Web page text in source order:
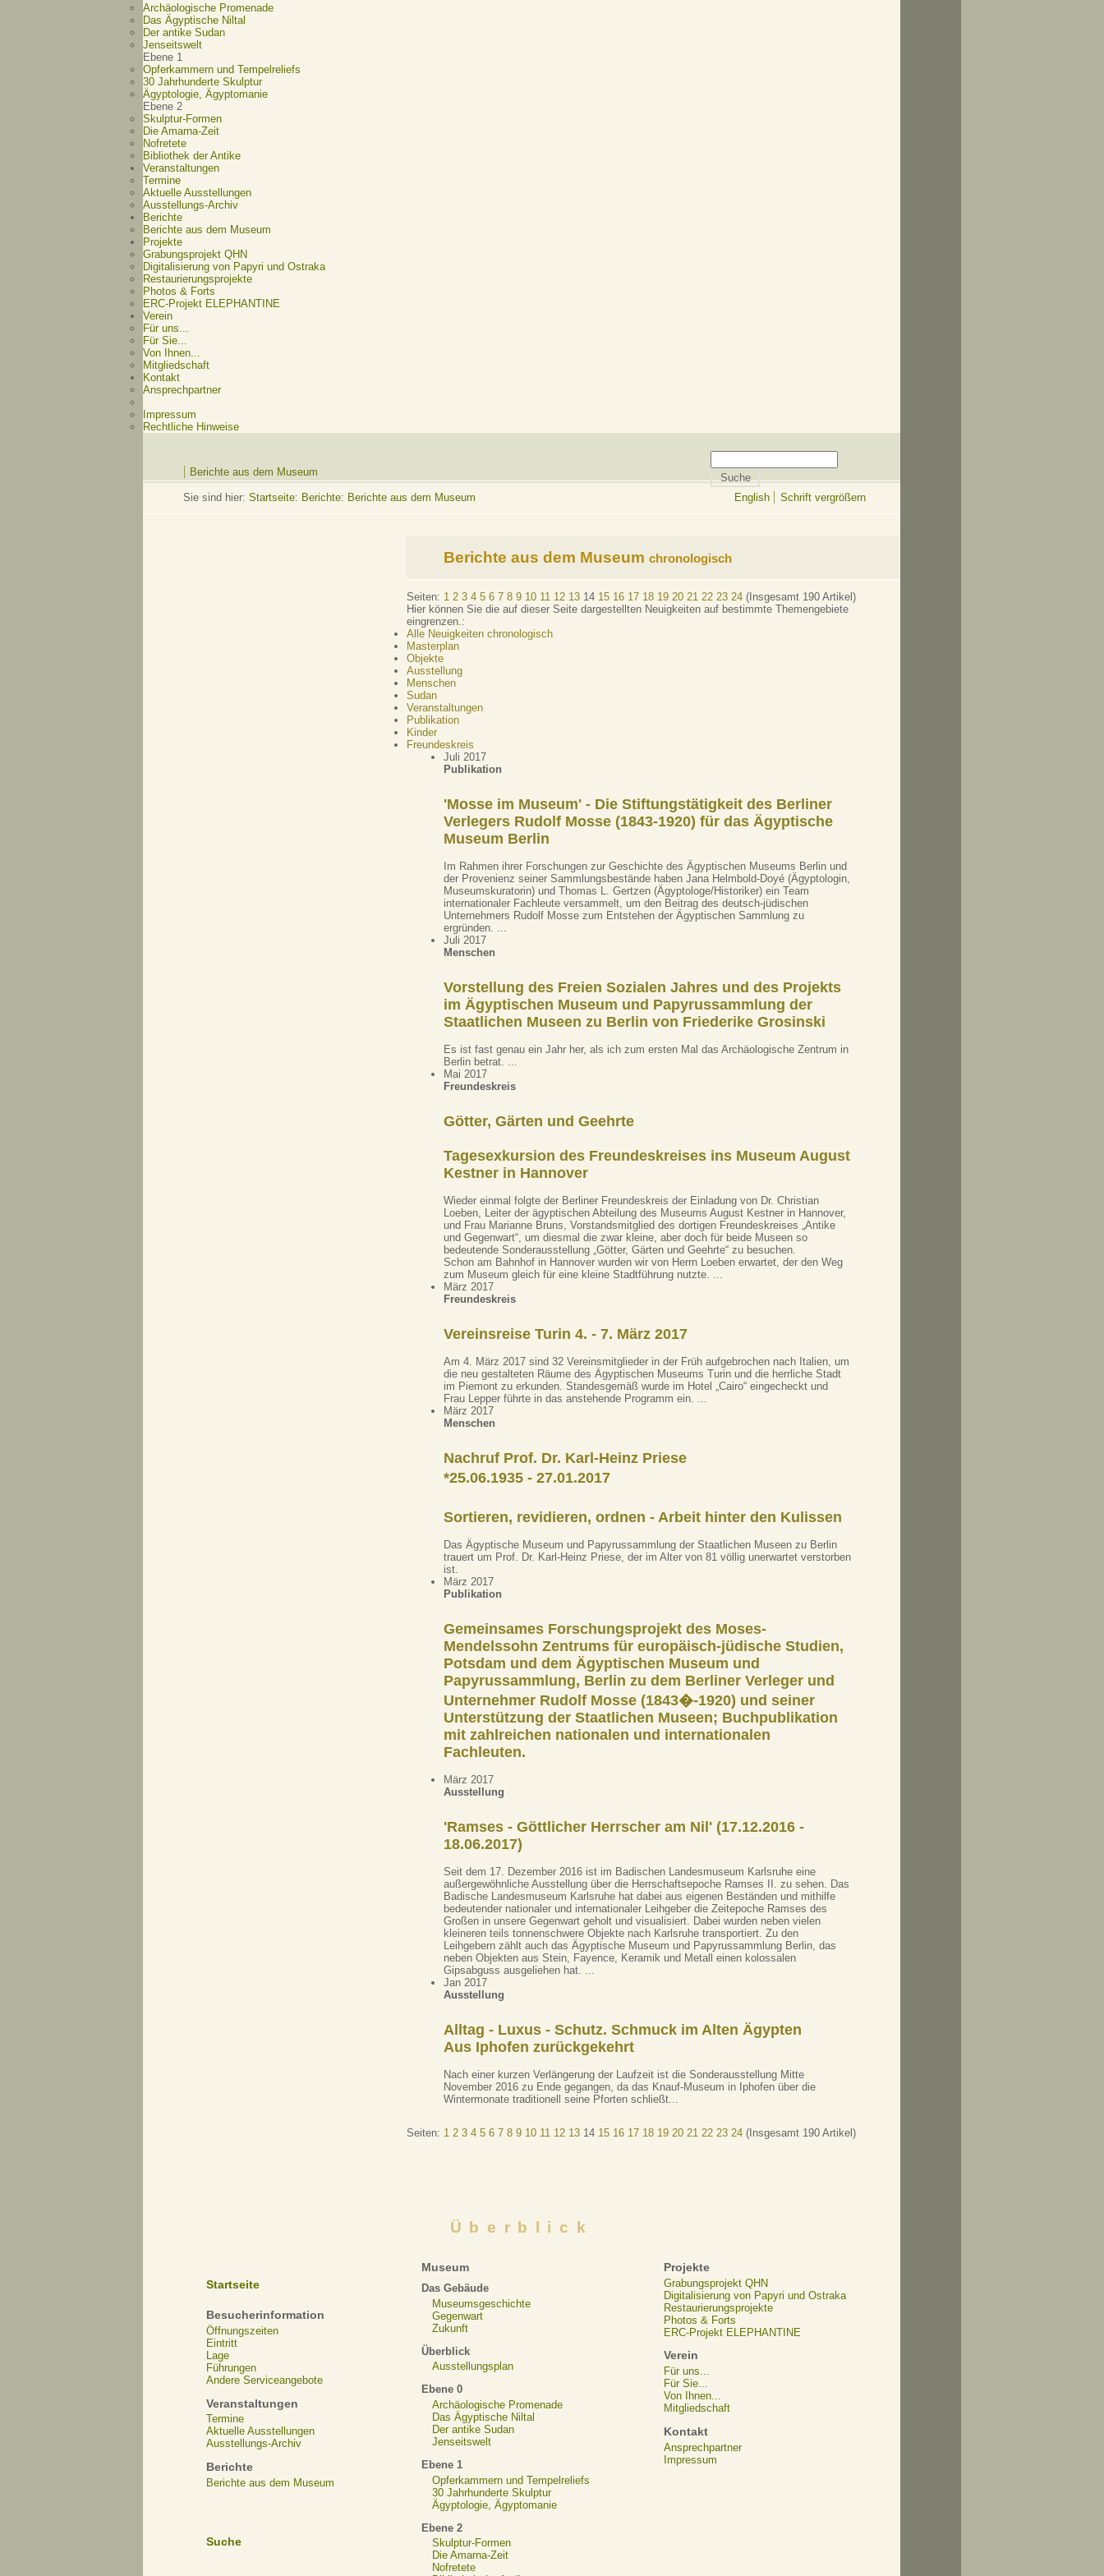
Archäologische Promenade
Das Ägyptische Niltal
Der antike Sudan
Jenseitswelt
Ebene 1
Opferkammern und Tempelreliefs
30 Jahrhunderte Skulptur
Ägyptologie, Ägyptomanie
Ebene 2
Skulptur-Formen
Die Amarna-Zeit
Nofretete
Bibliothek der Antike
Veranstaltungen
Termine
Aktuelle Ausstellungen
Ausstellungs-Archiv
Berichte
Berichte aus dem Museum
Projekte
Grabungsprojekt QHN
Digitalisierung von Papyri und Ostraka
Restaurierungsprojekte
Photos & Forts
ERC-Projekt ELEPHANTINE
Verein
Für uns...
Für Sie...
Von Ihnen...
Mitgliedschaft
Kontakt
Ansprechpartner
Impressum
Rechtliche Hinweise
Berichte aus dem Museum
Sie sind hier: Startseite: Berichte: Berichte aus dem Museum English Schrift vergrößern
Berichte aus dem Museum chronologisch
Seiten: 1 2 3 4 5 6 7 8 9 10 11 12 13 14 15 16 17 18 19 20 21 22 23 24 (Insgesamt 190 Artikel)
Hier können Sie die auf dieser Seite dargestellten Neuigkeiten auf bestimmte Themengebiete
eingrenzen.:
Alle Neuigkeiten chronologisch
Masterplan
Objekte
Ausstellung
Menschen
Sudan
Veranstaltungen
Publikation
Kinder
Freundeskreis
Juli 2017
Publikation
'Mosse im Museum' - Die Stiftungstätigkeit des Berliner
Verlegers Rudolf Mosse (1843-1920) für das Ägyptische
Museum Berlin
Im Rahmen ihrer Forschungen zur Geschichte des Ägyptischen Museums Berlin und
der Provenienz seiner Sammlungsbestände haben Jana Helmbold-Doyé (Ägyptologin,
Museumskuratorin) und Thomas L. Gertzen (Ägyptologe/Historiker) ein Team
internationaler Fachleute versammelt, um den Beitrag des deutsch-jüdischen
Unternehmers Rudolf Mosse zum Entstehen der Ägyptischen Sammlung zu
ergründen. ...
Juli 2017
Menschen
Vorstellung des Freien Sozialen Jahres und des Projekts
im Ägyptischen Museum und Papyrussammlung der
Staatlichen Museen zu Berlin von Friederike Grosinski
Es ist fast genau ein Jahr her, als ich zum ersten Mal das Archäologische Zentrum in
Berlin betrat. ...
Mai 2017
Freundeskreis
Götter, Gärten und Geehrte
Tagesexkursion des Freundeskreises ins Museum August
Kestner in Hannover
Wieder einmal folgte der Berliner Freundeskreis der Einladung von Dr. Christian
Loeben, Leiter der ägyptischen Abteilung des Museums August Kestner in Hannover,
und Frau Marianne Bruns, Vorstandsmitglied des dortigen Freundeskreises „Antike
und Gegenwart“, um diesmal die zwar kleine, aber doch für beide Museen so
bedeutende Sonderausstellung „Götter, Gärten und Geehrte“ zu besuchen.
Schon am Bahnhof in Hannover wurden wir von Herrn Loeben erwartet, der den Weg
zum Museum gleich für eine kleine Stadtführung nutzte. ...
März 2017
Freundeskreis
Vereinsreise Turin 4. - 7. März 2017
Am 4. März 2017 sind 32 Vereinsmitglieder in der Früh aufgebrochen nach Italien, um
die neu gestalteten Räume des Ägyptischen Museums Turin und die herrliche Stadt
im Piemont zu erkunden. Standesgemäß wurde im Hotel „Cairo“ eingecheckt und
Frau Lepper führte in das anstehende Programm ein. ...
März 2017
Menschen
Nachruf Prof. Dr. Karl-Heinz Priese
*25.06.1935 - 27.01.2017
Sortieren, revidieren, ordnen - Arbeit hinter den Kulissen
Das Ägyptische Museum und Papyrussammlung der Staatlichen Museen zu Berlin
trauert um Prof. Dr. Karl-Heinz Priese, der im Alter von 81 völlig unerwartet verstorben
ist.
März 2017
Publikation
Gemeinsames Forschungsprojekt des Moses-
Mendelssohn Zentrums für europäisch-jüdische Studien,
Potsdam und dem Ägyptischen Museum und
Papyrussammlung, Berlin zu dem Berliner Verleger und
Unternehmer Rudolf Mosse (1843�-1920) und seiner
Unterstützung der Staatlichen Museen; Buchpublikation
mit zahlreichen nationalen und internationalen
Fachleuten.
März 2017
Ausstellung
'Ramses - Göttlicher Herrscher am Nil' (17.12.2016 -
18.06.2017)
Seit dem 17. Dezember 2016 ist im Badischen Landesmuseum Karlsruhe eine
außergewöhnliche Ausstellung über die Herrschaftsepoche Ramses II. zu sehen. Das
Badische Landesmuseum Karlsruhe hat dabei aus eigenen Beständen und mithilfe
bedeutender nationaler und internationaler Leihgeber die Zeitepoche Ramses des
Großen in unsere Gegenwart geholt und visualisiert. Dabei wurden neben vielen
kleineren teils tonnenschwere Objekte nach Karlsruhe transportiert. Zu den
Leihgebern zählt auch das Ägyptische Museum und Papyrussammlung Berlin, das
neben Objekten aus Stein, Fayence, Keramik und Metall einen kolossalen
Gipsabguss ausgeliehen hat. ...
Jan 2017
Ausstellung
Alltag - Luxus - Schutz. Schmuck im Alten Ägypten
Aus Iphofen zurückgekehrt
Nach einer kurzen Verlängerung der Laufzeit ist die Sonderausstellung Mitte
November 2016 zu Ende gegangen, da das Knauf-Museum in Iphofen über die
Wintermonate traditionell seine Pforten schließt...
Seiten: 1 2 3 4 5 6 7 8 9 10 11 12 13 14 15 16 17 18 19 20 21 22 23 24 (Insgesamt 190 Artikel)
Überblick
Startseite
Besucherinformation
Öffnungszeiten
Eintritt
Lage
Führungen
Andere Serviceangebote
Veranstaltungen
Termine
Aktuelle Ausstellungen
Ausstellungs-Archiv
Berichte
Berichte aus dem Museum
Suche
Museum
Das Gebäude
Museumsgeschichte
Gegenwart
Zukunft
Überblick
Ausstellungsplan
Ebene 0
Archäologische Promenade
Das Ägyptische Niltal
Der antike Sudan
Jenseitswelt
Ebene 1
Opferkammern und Tempelreliefs
30 Jahrhunderte Skulptur
Ägyptologie, Ägyptomanie
Ebene 2
Skulptur-Formen
Die Amarna-Zeit
Nofretete
Projekte
Grabungsprojekt QHN
Digitalisierung von Papyri und Ostraka
Restaurierungsprojekte
Photos & Forts
ERC-Projekt ELEPHANTINE
Verein
Für uns...
Für Sie...
Von Ihnen...
Mitgliedschaft
Kontakt
Ansprechpartner
Impressum